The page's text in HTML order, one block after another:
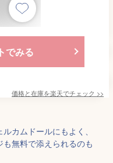
でみる
価格と在庫を楽天でチェック >>
カムドールにもよく、
無料で添えられるのも